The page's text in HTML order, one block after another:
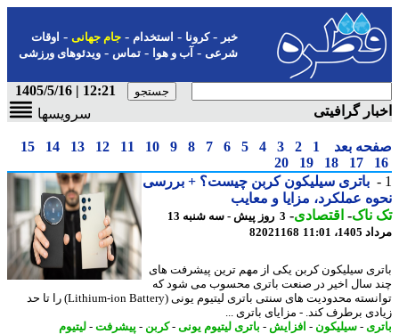
-کرونا-استخدام- جام جهانی-اوقات
شرعی-آب و هوا-تماس-ویدئوهای ورزشی
12:21 | 1405/5/16
گرافیتی
سرویسها
بعد 1
2
3
4
5
6
7
8
9
10
11
12
13
14
15
17
18
19
20
باتری سیلیکون کربن چیست؟ + بررسی
عملکرد، مزایا و معایب
-اقتصادی-
3 روز پیش - سه شنبه 13
11:01
82021168
سیلیکون کربن یکی از مهم ترین پیشرفت های
سال اخیر در صنعت باتری محسوب می شود که
توانسته محدودیت های سنتی باتری لیتیوم یونی (Lithium-ion Battery) را تا حد
برطرف کند. - مزایای باتری ...
- سیلیکون-افزایش -باتری لیتیوم یونی-کربن- پیشرفت-لیتیوم